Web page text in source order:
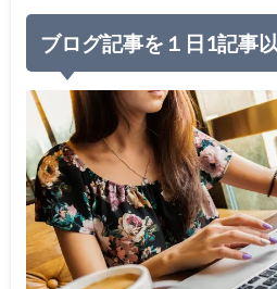
ブログ記事を１日1記事